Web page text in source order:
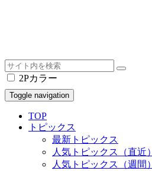
2Pカラー
Toggle navigation
TOP
トピックス
最新トピックス
人気トピックス（直近）
人気トピックス（週間）